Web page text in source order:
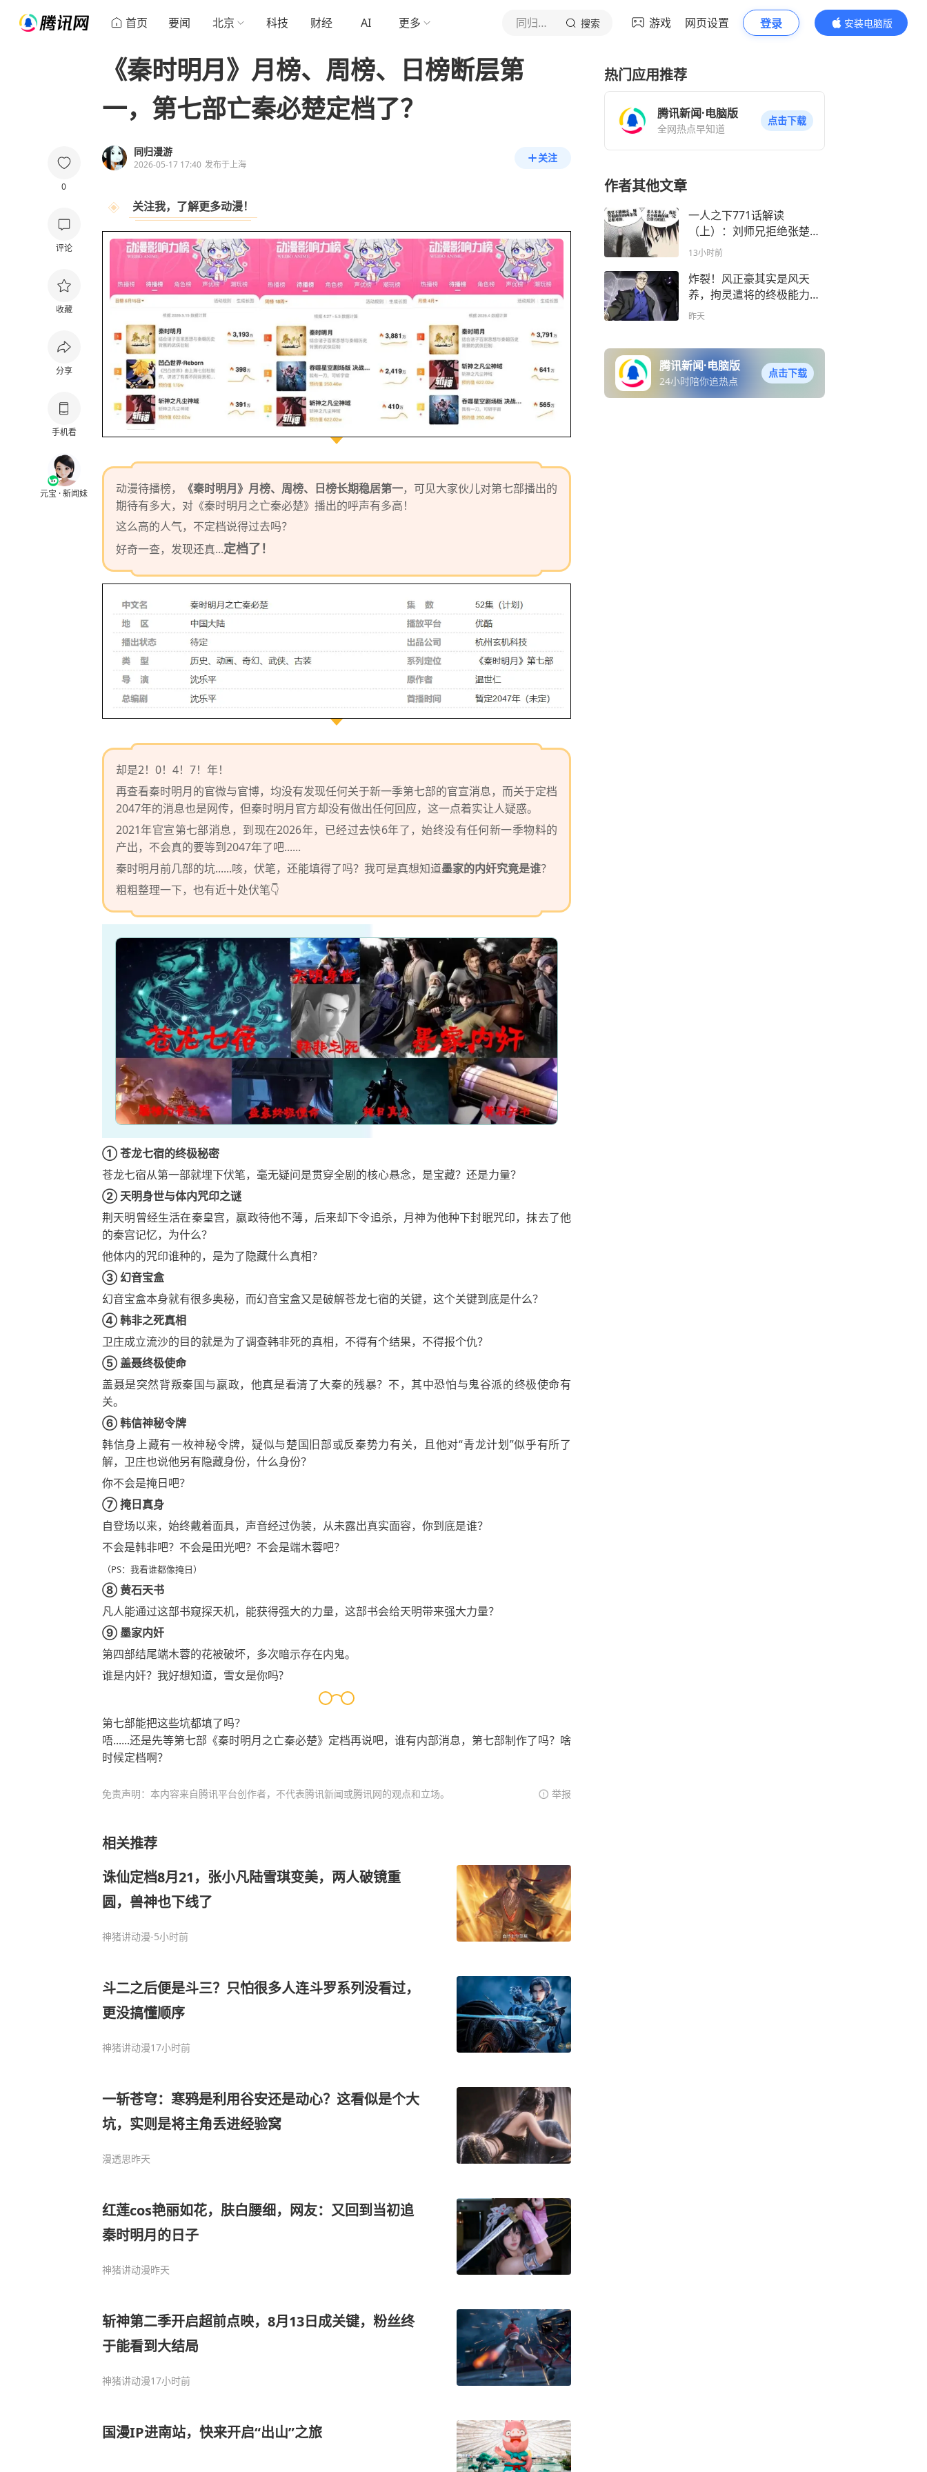
首页 要闻 北京 科技 财经 AI 更多 同归漫游 搜索 游戏 网页设置 登录
安装电脑版
内容更精彩
0
评论
收藏
分享
手机看
元宝 · 新闻妹
《秦时明月》月榜、周榜、日榜断层第
一，第七部亡秦必楚定档了？
同归漫游
2026-05-17 17:40 发布于上海
关注
关注我，了解更多动漫！
动漫待播榜， 《秦时明月》月榜、周榜、日榜长期稳居第一，可见大家伙儿对第七部播出的
期待有多大，对《秦时明月之亡秦必楚》播出的呼声有多高！
这么高的人气，不定档说得过去吗？
好奇一查，发现还真...定档了！
却是2！0！4！7！年！
再查看秦时明月的官微与官博，均没有发现任何关于新一季第七部的官宣消息，而关于定档
2047年的消息也是网传，但秦时明月官方却没有做出任何回应，这一点着实让人疑惑。
2021年官宣第七部消息，到现在2026年，已经过去快6年了，始终没有任何新一季物料的
产出，不会真的要等到2047年了吧......
秦时明月前几部的坑......咳，伏笔，还能填得了吗？我可是真想知道墨家的内奸究竟是谁？
粗粗整理一下，也有近十处伏笔👇
① 苍龙七宿的终极秘密
苍龙七宿从第一部就埋下伏笔，毫无疑问是贯穿全剧的核心悬念，是宝藏？还是力量？
② 天明身世与体内咒印之谜
荆天明曾经生活在秦皇宫，嬴政待他不薄，后来却下令追杀， 月神为他种下封眠咒印，抹去了他
的秦宫记忆，为什么？
他体内的咒印谁种的，是为了隐藏什么真相？
③ 幻音宝盒‌
幻音宝盒本身就有很多奥秘，而幻音宝盒又是破解苍龙七宿的关键，这个关键到底是什么？
④ 韩非之死真相‌
卫庄成立流沙的目的就是为了调查韩非死的真相，不得有个结果，不得报个仇？
⑤ 盖聂终极使命
盖聂是突然背叛秦国与嬴政，他真是看清了大秦的残暴？不，其中恐怕与鬼谷派的终极使命有
关。
⑥韩信神秘令牌
韩信身上藏有一枚神秘令牌，疑似与楚国旧部或反秦势力有关，且他对“青龙计划”似乎有所了
解，卫庄也说他另有隐藏身份，什么身份？
你不会是掩日吧？
⑦ 掩日真身
自登场以来，始终戴着面具，声音经过伪装，从未露出真实面容，你到底是谁？
不会是韩非吧？不会是田光吧？不会是端木蓉吧？
（PS：我看谁都像掩日）
⑧ 黄石天书
凡人能通过这部书窥探天机，能获得强大的力量，这部书会给天明带来强大力量？
⑨ 墨家内奸
第四部结尾端木蓉的花被破坏，多次暗示存在内鬼。
谁是内奸？我好想知道，雪女是你吗?
第七部能把这些坑都填了吗？
唔......还是先等第七部《秦时明月之亡秦必楚》定档再说吧，谁有内部消息，第七部制作了吗？啥
时候定档啊？
免责声明：本内容来自腾讯平台创作者，不代表腾讯新闻或腾讯网的观点和立场。 举报
相关推荐
诛仙定档8月21，张小凡陆雪琪变美，两人破镜重
圆，兽神也下线了
神猪讲动漫-5小时前
斗二之后便是斗三？只怕很多人连斗罗系列没看过，
更没搞懂顺序
神猪讲动漫17小时前
一斩苍穹：寒鸦是利用谷安还是动心？这看似是个大
坑，实则是将主角丢进经验窝
漫透思昨天
红莲cos艳丽如花，肤白腰细，网友：又回到当初追
秦时明月的日子
神猪讲动漫昨天
斩神第二季开启超前点映，8月13日成关键，粉丝终
于能看到大结局
神猪讲动漫17小时前
国漫IP进南站，快来开启“出山”之旅
热门应用推荐
腾讯新闻·电脑版
全网热点早知道
点击下载
作者其他文章
一人之下771话解读
（上）：刘师兄拒绝张楚
岚，欲封山门；老天师或反
13小时前
炸裂！风正豪其实是风天
养，拘灵遣将的终极能力是
夺舍！| 一人之下人物解读
昨天
腾讯新闻·电脑版
24小时陪你追热点
点击下载